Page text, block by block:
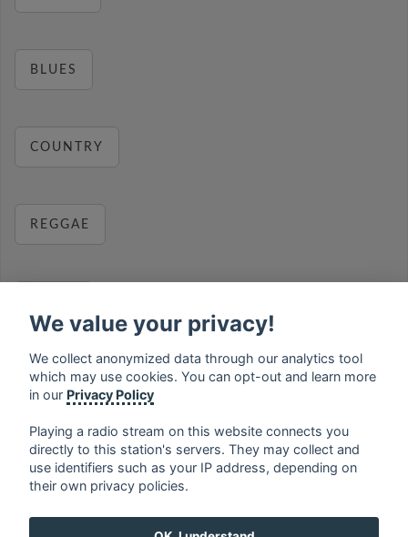
BLUES
COUNTRY
REGGAE
MUSIC
français ⋅ english ⋅ deutsch
ελληνικά
⋅ norsk ⋅ suomi
We value your privacy!
We collect anonymized data through our analytics tool
which may use cookies. You can opt-out and learn more
in our Privacy Policy
Playing a radio stream on this website connects you
directly to this station's servers. They may collect and
use identifiers such as your IP address, depending on
their own privacy policies.